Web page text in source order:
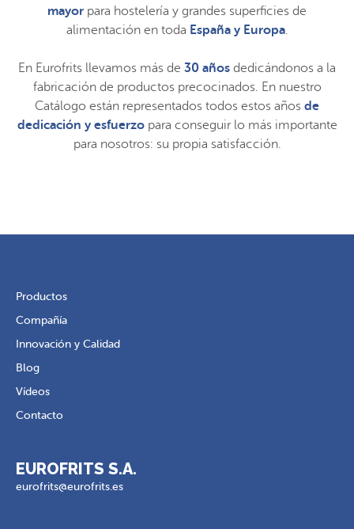
mayor para hostelería y grandes superficies de
alimentación en toda España y Europa.
En Eurofrits llevamos más de 30 años dedicándonos a la
fabricación de productos precocinados. En nuestro
Catálogo están representados todos estos años de
dedicación y esfuerzopara conseguir lo más importante
para nosotros: su propia satisfacción.
Productos
Compañía
Innovación y Calidad
Blog
Vídeos
Contacto
EUROFRITS S.A.
eurofrits@eurofrits.es